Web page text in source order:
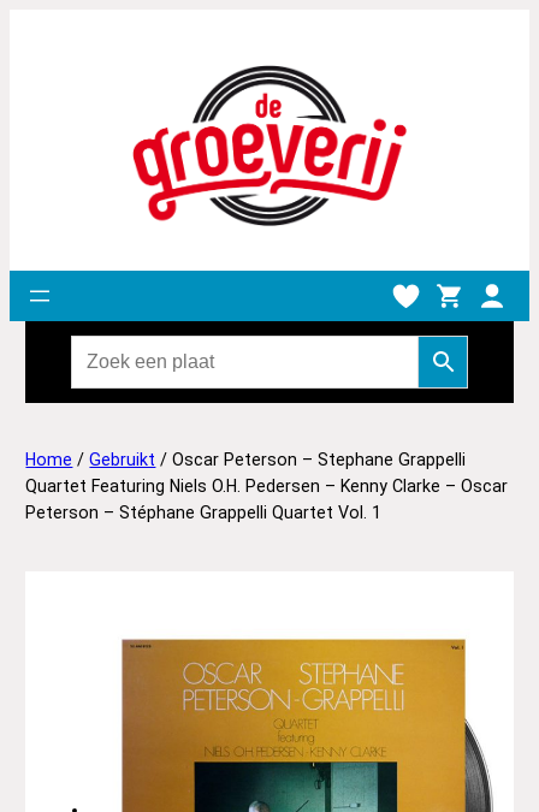
Home /Gebruikt / Oscar Peterson – Stephane Grappelli
Quartet Featuring Niels O.H. Pedersen – Kenny Clarke – Oscar
Peterson – Stéphane Grappelli Quartet Vol. 1